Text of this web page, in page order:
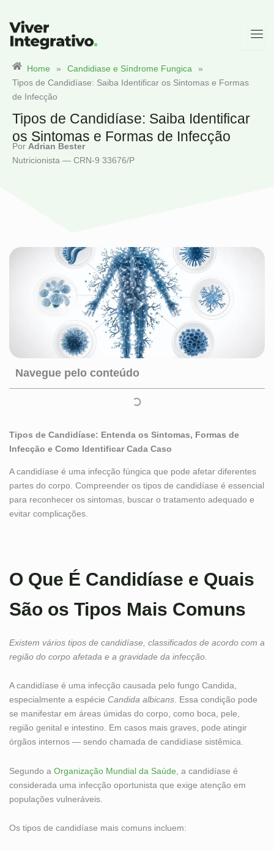
para
conteúdo
Home » Candidiase e Síndrome Fungica
»
Tipos de Candidíase: Saiba Identificar os Sintomas e Formas
de Infecção
Tipos de Candidíase: Saiba Identificar
os Sintomas e Formas de Infecção
Por Adrian Bester
Nutricionista — CRN-9 33676/P
Navegue pelo conteúdo
Tipos de Candidíase: Entenda os Sintomas, Formas de
Infecção e Como Identificar Cada Caso
A candidíase é uma infecção fúngica que pode afetar diferentes
partes do corpo. Compreender os tipos de candidíase é essencial
para reconhecer os sintomas, buscar o tratamento adequado e
evitar complicações.
O Que É Candidíase e Quais
São os Tipos Mais Comuns
Existem vários tipos de candidíase, classificados de acordo com a
região do corpo afetada e a gravidade da infecção.
A candidíase é uma infecção causada pelo fungo Candida,
especialmente a espécie Candida albicans. Essa condição pode
se manifestar em áreas úmidas do corpo, como boca, pele,
região genital e intestino. Em casos mais graves, pode atingir
órgãos internos — sendo chamada de candidíase sistêmica.
Segundo a Organização Mundial da Saúde , a candidíase é
considerada uma infecção oportunista que exige atenção em
populações vulneráveis.
Os tipos de candidíase mais comuns incluem: